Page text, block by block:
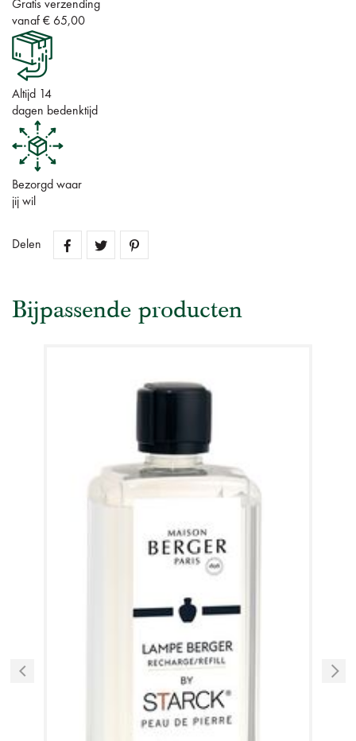
Gratis verzending
vanaf € 65,00
Altijd 14
dagen bedenktijd
Bezorgd waar
jij wil
Delen
Bijpassende producten